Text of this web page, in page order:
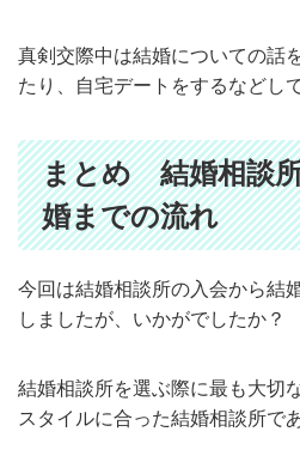
真剣交際中は結婚についての話
たり、自宅デートをするなどし
まとめ 結婚相談
婚までの流れ
今回は結婚相談所の入会から結
しましたが、いかがでしたか？
結婚相談所を選ぶ際に最も大切
スタイルに合った結婚相談所で